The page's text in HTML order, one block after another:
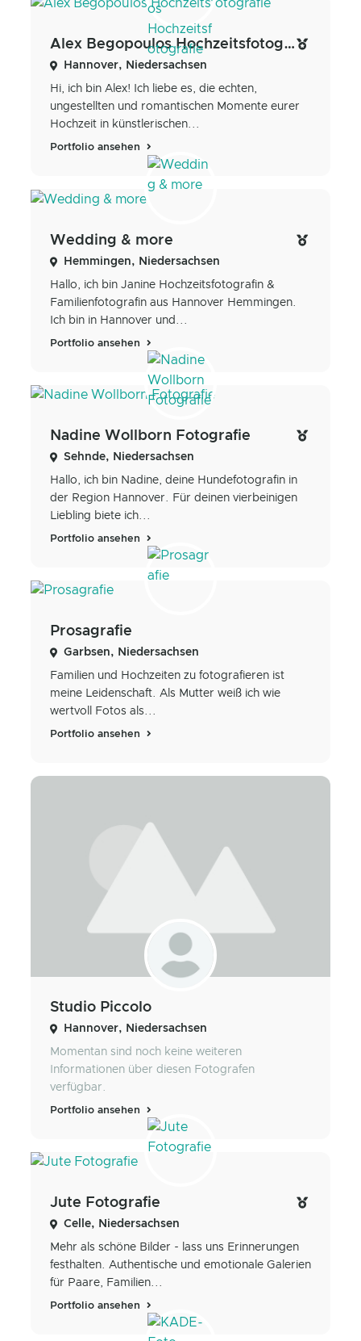
Alex Begopoulos Hochzeitsfotografie
Hannover, Niedersachsen
Hi, ich bin Alex! Ich liebe es, die echten,
ungestellten und romantischen Momente eurer
Hochzeit in künstlerischen...
Portfolio ansehen
Wedding & more
Hemmingen, Niedersachsen
Hallo, ich bin Janine Hochzeitsfotografin &
Familienfotografin aus Hannover Hemmingen.
Ich bin in Hannover und...
Portfolio ansehen
Nadine Wollborn Fotografie
Sehnde, Niedersachsen
Hallo, ich bin Nadine, deine Hundefotografin in
der Region Hannover. Für deinen vierbeinigen
Liebling biete ich...
Portfolio ansehen
Prosagrafie
Garbsen, Niedersachsen
Familien und Hochzeiten zu fotografieren ist
meine Leidenschaft. Als Mutter weiß ich wie
wertvoll Fotos als...
Portfolio ansehen
Studio Piccolo
Hannover, Niedersachsen
Momentan sind noch keine weiteren
Informationen über diesen Fotografen
verfügbar.
Portfolio ansehen
Jute Fotografie
Celle, Niedersachsen
Mehr als schöne Bilder - lass uns Erinnerungen
festhalten. Authentische und emotionale Galerien
für Paare, Familien...
Portfolio ansehen